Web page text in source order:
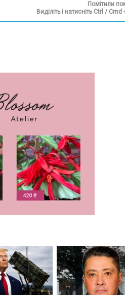
Помітили
Виділіть і натисніть Ctrl / Cmd